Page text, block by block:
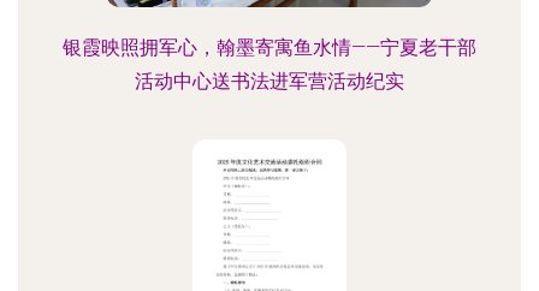
银霞映照拥军心，翰墨寄寓鱼水情——宁夏老干部
活动中心送书法进军营活动纪实